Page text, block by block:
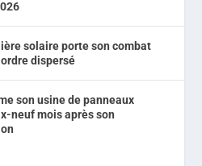
solaire porte son combat
dispersé
son usine de panneaux
neuf mois après son